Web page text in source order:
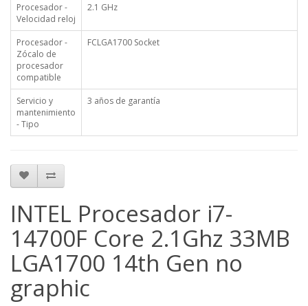
Procesador -
Velocidad reloj
2.1 GHz
Procesador -
Zócalo de
procesador
compatible
FCLGA1700 Socket
Servicio y
mantenimiento
- Tipo
3 años de garantía
INTEL Procesador i7-
14700F Core 2.1Ghz 33MB
LGA1700 14th Gen no
graphic